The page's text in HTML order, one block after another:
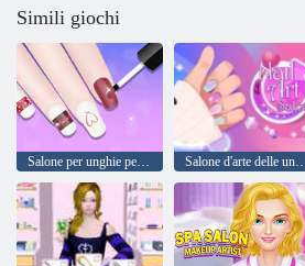
Simili giochi
Salone per unghie per ragazze Salone d'arte